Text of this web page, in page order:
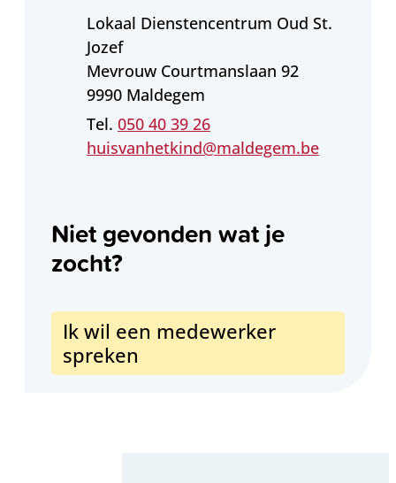
AdresLokaal Dienstencentrum Oud St.
Jozef
Mevrouw Courtmanslaan 92
,9990 Maldegem
050 40 39 26
E-mailhuisvanhetkind@maldegem.be
Niet gevonden wat je
zocht?
Ik wil een medewerker
spreken